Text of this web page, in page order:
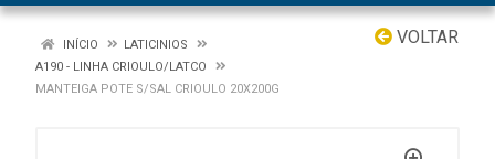
VOLTAR
INÍCIO
LATICINIOS
A190 - LINHA CRIOULO/LATCO
MANTEIGA POTE S/SAL CRIOULO 20X200G